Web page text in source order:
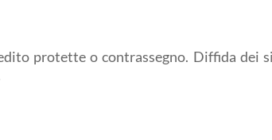
protette o contrassegno. Diffida dei